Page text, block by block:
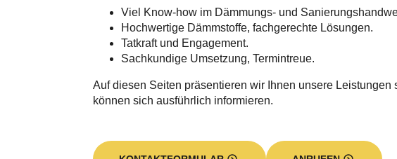
Hochwertige Dämmstoffe, fachgerechte Lösungen.
Tatkraft und Engagement.
Sachkundige Umsetzung, Termintreue.
können sich ausführlich informieren.
KONTAKTFORMULAR ANRUFEN